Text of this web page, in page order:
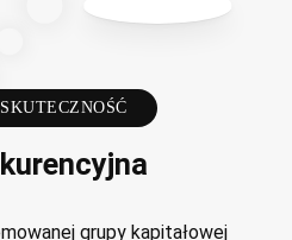
grupy kapitałowej